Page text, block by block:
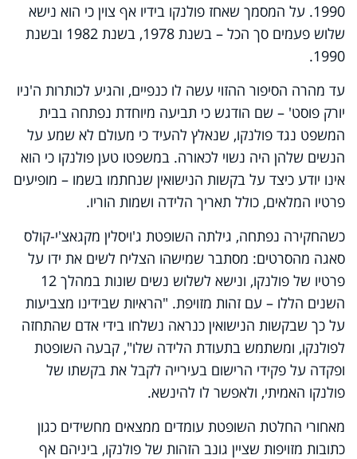
1990. על המסמך שאחז פולנקו בידיו אף צוין כי הוא נישא
שלוש פעמים סך הכל – בשנת 1978, בשנת 1982 ובשנת
1990.
עד מהרה הסיפור ההזוי עשה לו כנפיים, והגיע לכותרות ה'ניו
יורק פוסט' – שם הודגש כי תביעה מיוחדת נפתחה בבית
המשפט נגד פולנקו, שנאלץ להעיד כי מעולם לא שמע על
הנשים שלהן היה נשוי לכאורה. במשפטו טען פולנקו כי הוא
אינו יודע כיצד על בקשות הנישואין שנחתמו בשמו – מופיעים
פרטיו המלאים, כולל תאריך הלידה ושמות הוריו.
כשהחקירה נפתחה, גילתה השופטת ג'ויסלין מקגאצ'י-קולס
סאגה מהסרטים: מסתבר שמישהו הצליח לשים את ידו על
פרטיו של פולנקו, ונישא לשלוש נשים שונות במהלך 12
השנים הללו – עם זהות מזויפת. "הראיות שבידינו מצביעות
על כך שבקשות הנישואין כנראה נשלחו בידי אדם שהתחזה
לפולנקו, ומשתמש בתעודת הלידה שלו", קבעה השופטת
ופקדה על פקידי הרישום בעירייה לקבל את בקשתו של
פולנקו האמיתי, ולאפשר לו להינשא.
מאחורי החלטת השופטת עומדים ממצאים מחשידים כגון
כתובות מזויפות שציין גונב הזהות של פולנקו, ביניהם אף